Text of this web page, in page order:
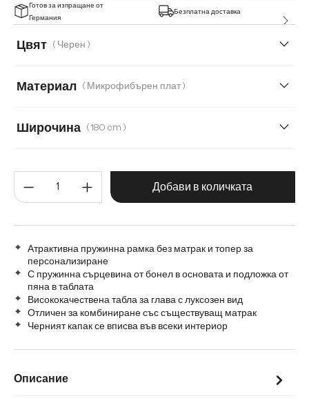
Готов за изпращане от
Германия
Безплатна доставка
Цвят ( Черен )
Материал ( Микрофибърен плат )
Широчина ( 180 cm )
200 cm Количество на продукта:
Добави в количката
Атрактивна пружинна рамка без матрак и топер за
персонализиране
С пружинна сърцевина от бонел в основата и подложка от
пяна в таблата
Висококачествена табла за глава с луксозен вид
Отличен за комбиниране със съществуващ матрак
Черният капак се вписва във всеки интериор
Описание